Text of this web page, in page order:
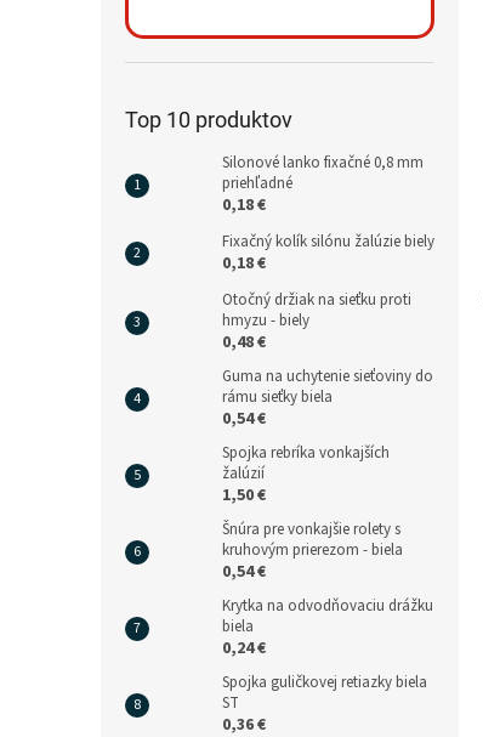
Top 10 produktov
Silonové lanko fixačné 0,8 mm
priehľadné
0,18 €
Fixačný kolík silónu žalúzie biely
0,18 €
Otočný držiak na sieťku proti
hmyzu - biely
0,48 €
Guma na uchytenie sieťoviny do
rámu sieťky biela
0,54 €
Spojka rebríka vonkajších
žalúzií
1,50 €
Šnúra pre vonkajšie rolety s
kruhovým prierezom - biela
0,54 €
Krytka na odvodňovaciu drážku
biela
0,24 €
Spojka guličkovej retiazky biela
ST
0,36 €